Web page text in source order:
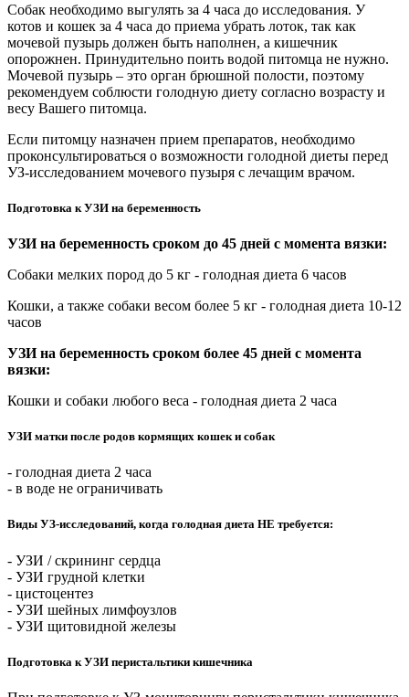
Собак необходимо выгулять за 4 часа до исследования. У
котов и кошек за 4 часа до приема убрать лоток, так как
мочевой пузырь должен быть наполнен, а кишечник
опорожнен. Принудительно поить водой питомца не нужно.
Мочевой пузырь – это орган брюшной полости, поэтому
рекомендуем соблюсти голодную диету согласно возрасту и
весу Вашего питомца.
Если питомцу назначен прием препаратов, необходимо
проконсультироваться о возможности голодной диеты перед
УЗ-исследованием мочевого пузыря с лечащим врачом.
Подготовка к УЗИ на беременность
УЗИ на беременность сроком до 45 дней с момента вязки:
Собаки мелких пород до 5 кг - голодная диета 6 часов
Кошки, а также собаки весом более 5 кг - голодная диета 10-12
часов
УЗИ на беременность сроком более 45 дней с момента
вязки:
Кошки и собаки любого веса - голодная диета 2 часа
УЗИ матки после родов кормящих кошек и собак
- голодная диета 2 часа
- в воде не ограничивать
Виды УЗ-исследований, когда голодная диета НЕ требуется:
- УЗИ / скрининг сердца
- УЗИ грудной клетки
- цистоцентез
- УЗИ шейных лимфоузлов
- УЗИ щитовидной железы
Подготовка к УЗИ перистальтики кишечника